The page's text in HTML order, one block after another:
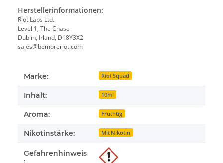
Herstellerinformationen:
Riot Labs Ltd.
Level 1, The Chase
Dublin, Irland, D18Y3X2
sales@bemoreriot.com
Marke: Riot Squad
Inhalt: 10ml
Aroma: Fruchtig
Nikotinstärke: Mit Nikotin
Gefahrenhinweis
: